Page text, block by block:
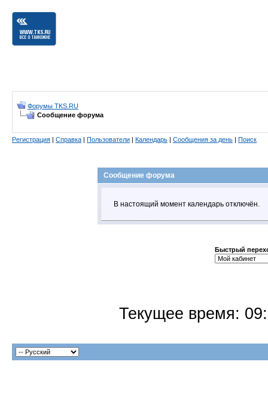
Форумы TKS.RU
Сообщение форума
Регистрация | Справка | Пользователи | Календарь | Сообщения за день | Поиск
Сообщение форума
В настоящий момент календарь отключён.
Быстрый
Текущее время: